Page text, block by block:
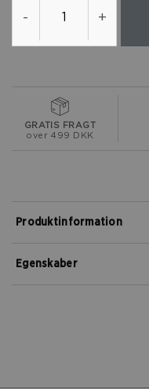
- +
GRATIS FRAGT
over 499 DKK
Egenskaber
Produktinformation